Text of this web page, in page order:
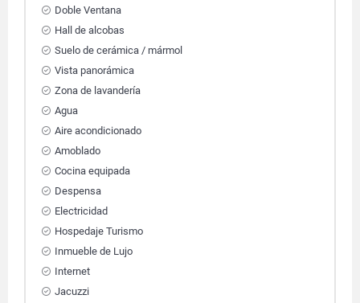
Doble Ventana
Hall de alcobas
Suelo de cerámica / mármol
Vista panorámica
Zona de lavandería
Agua
Aire acondicionado
Amoblado
Cocina equipada
Despensa
Electricidad
Hospedaje Turismo
Inmueble de Lujo
Internet
Jacuzzi